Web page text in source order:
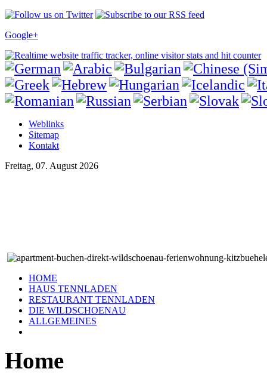
Google+
Weblinks
Sitemap
Kontakt
Freitag, 07. August 2026
HOME
HAUS TENNLADEN
RESTAURANT TENNLADEN
DIE WILDSCHOENAU
ALLGEMEINES
Home